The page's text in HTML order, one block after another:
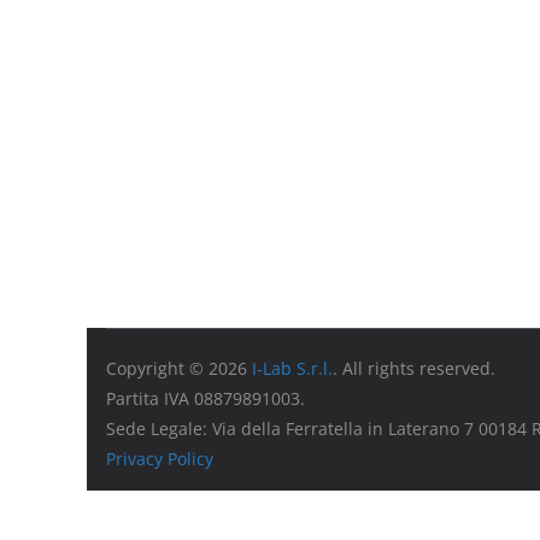
Copyright © 2026 I-Lab S.r.l.. All rights reserved.
Partita IVA 08879891003.
Sede Legale: Via della Ferratella in Laterano 7 00184
Privacy Policy